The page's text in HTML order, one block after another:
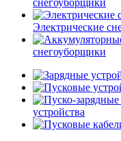
снегоуборщики
Электрические
снегоуборщики
устройства